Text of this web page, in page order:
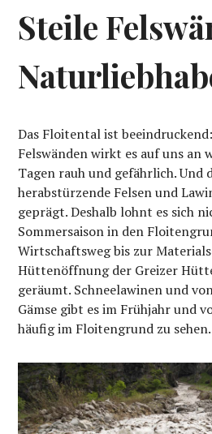
Steile
Das Floitental ist
Felswänden wirkt es auf uns an
Tagen rauh und gefährlich. Und
herabstürzende Felsen und
geprägt. Deshalb lohnt es sich
Sommersaison in den
Wirtschaftsweg bis zur
Hüttenöffnung der Greizer
geräumt. Schneelawinen und
Gämse gibt es im Frühjahr und
häufig im Floitengrund zu sehen.